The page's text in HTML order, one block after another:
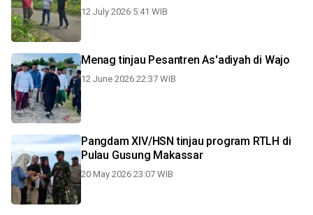
12 July 2026 5:41 WIB
Menag tinjau Pesantren As'adiyah di Wajo
12 June 2026 22:37 WIB
Pangdam XIV/HSN tinjau program RTLH di
Pulau Gusung Makassar
20 May 2026 23:07 WIB